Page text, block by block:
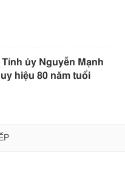
Tỉnh ủy Nguyễn Mạnh
hiệu 80 năm tuổi